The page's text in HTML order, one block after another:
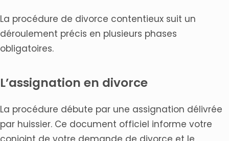
La procédure de divorce contentieux suit un
déroulement précis en plusieurs phases
obligatoires.
L’assignation en divorce
La procédure débute par une assignation délivrée
par huissier. Ce document officiel informe votre